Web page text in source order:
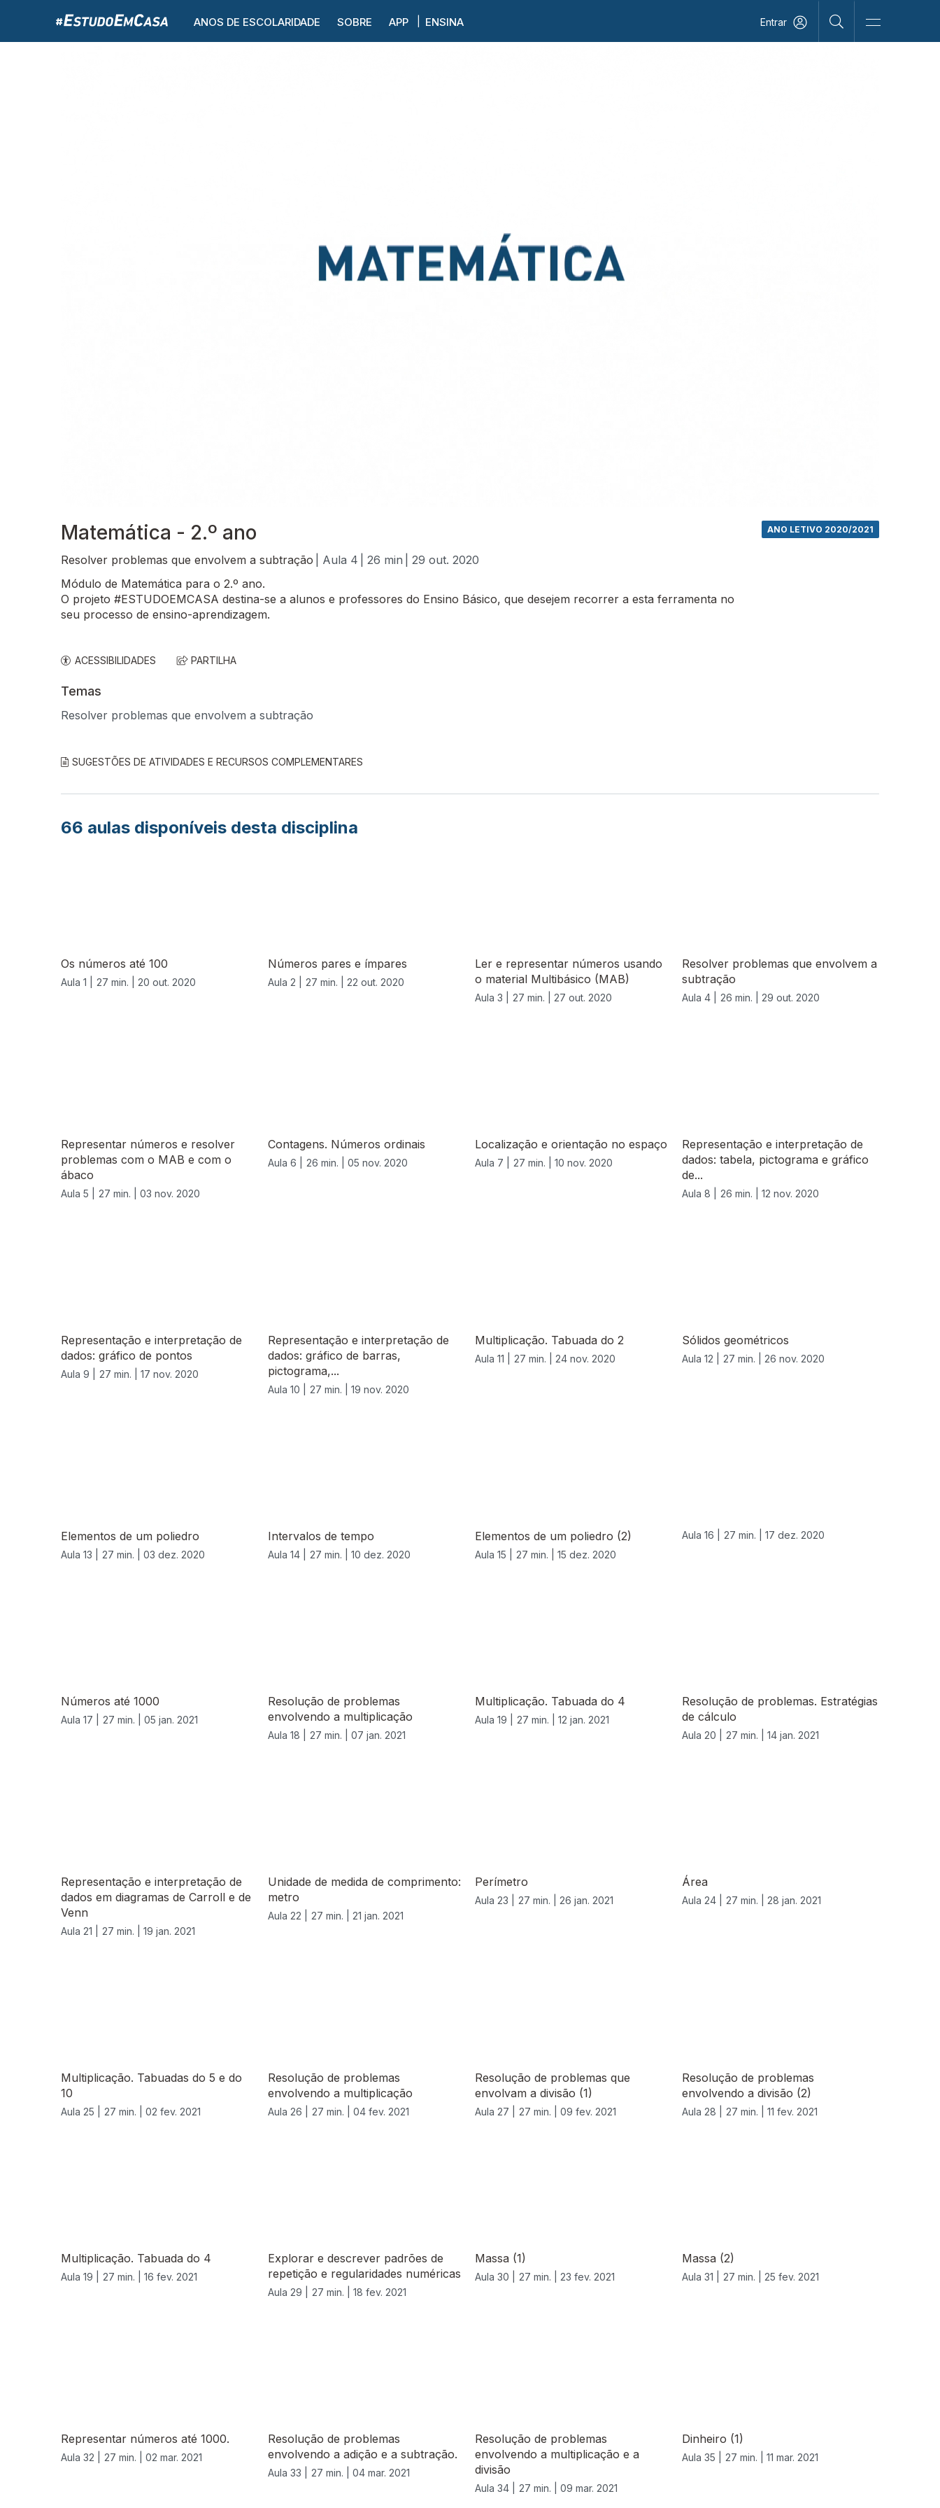
ANOS DE ESCOLARIDADE SOBRE APP ENSINA Entrar
Matemática - 2.º ano
Resolver problemas que envolvem a subtração | Aula 4 | 26 min | 29 out. 2020
ANO LETIVO 2020/2021
Módulo de Matemática para o 2.º ano.
O projeto #ESTUDOEMCASA destina-se a alunos e professores do Ensino Básico, que desejem recorrer a esta ferramenta no
seu processo de ensino-aprendizagem.
ACESSIBILIDADES PARTILHA
Temas
Resolver problemas que envolvem a subtração
SUGESTÕES DE ATIVIDADES E RECURSOS COMPLEMENTARES
66 aulas disponíveis desta disciplina
Os números até 100
Aula 1 | 27 min. | 20 out. 2020
Números pares e ímpares
Aula 2 | 27 min. | 22 out. 2020
Ler e representar números usando
o material Multibásico (MAB)
Aula 3 | 27 min. | 27 out. 2020
Resolver problemas que envolvem a
subtração
Aula 4 | 26 min. | 29 out. 2020
Representar números e resolver
problemas com o MAB e com o
ábaco
Aula 5 | 27 min. | 03 nov. 2020
Contagens. Números ordinais
Aula 6 | 26 min. | 05 nov. 2020
Localização e orientação no espaço
Aula 7 | 27 min. | 10 nov. 2020
Representação e interpretação de
dados: tabela, pictograma e gráfico
de...
Aula 8 | 26 min. | 12 nov. 2020
Representação e interpretação de
dados: gráfico de pontos
Aula 9 | 27 min. | 17 nov. 2020
Representação e interpretação de
dados: gráfico de barras,
pictograma,...
Aula 10 | 27 min. | 19 nov. 2020
Multiplicação. Tabuada do 2
Aula 11 | 27 min. | 24 nov. 2020
Sólidos geométricos
Aula 12 | 27 min. | 26 nov. 2020
Elementos de um poliedro
Aula 13 | 27 min. | 03 dez. 2020
Intervalos de tempo
Aula 14 | 27 min. | 10 dez. 2020
Elementos de um poliedro (2)
Aula 15 | 27 min. | 15 dez. 2020
Aula 16 | 27 min. | 17 dez. 2020
Números até 1000
Aula 17 | 27 min. | 05 jan. 2021
Resolução de problemas
envolvendo a multiplicação
Aula 18 | 27 min. | 07 jan. 2021
Multiplicação. Tabuada do 4
Aula 19 | 27 min. | 12 jan. 2021
Resolução de problemas. Estratégias
de cálculo
Aula 20 | 27 min. | 14 jan. 2021
Representação e interpretação de
dados em diagramas de Carroll e de
Venn
Aula 21 | 27 min. | 19 jan. 2021
Unidade de medida de comprimento:
metro
Aula 22 | 27 min. | 21 jan. 2021
Perímetro
Aula 23 | 27 min. | 26 jan. 2021
Área
Aula 24 | 27 min. | 28 jan. 2021
Multiplicação. Tabuadas do 5 e do
10
Aula 25 | 27 min. | 02 fev. 2021
Resolução de problemas
envolvendo a multiplicação
Aula 26 | 27 min. | 04 fev. 2021
Resolução de problemas que
envolvam a divisão (1)
Aula 27 | 27 min. | 09 fev. 2021
Resolução de problemas
envolvendo a divisão (2)
Aula 28 | 27 min. | 11 fev. 2021
Multiplicação. Tabuada do 4
Aula 19 | 27 min. | 16 fev. 2021
Explorar e descrever padrões de
repetição e regularidades numéricas
Aula 29 | 27 min. | 18 fev. 2021
Massa (1)
Aula 30 | 27 min. | 23 fev. 2021
Massa (2)
Aula 31 | 27 min. | 25 fev. 2021
Representar números até 1000.
Aula 32 | 27 min. | 02 mar. 2021
Resolução de problemas
envolvendo a adição e a subtração.
Aula 33 | 27 min. | 04 mar. 2021
Resolução de problemas
envolvendo a multiplicação e a
divisão
Aula 34 | 27 min. | 09 mar. 2021
Dinheiro (1)
Aula 35 | 27 min. | 11 mar. 2021